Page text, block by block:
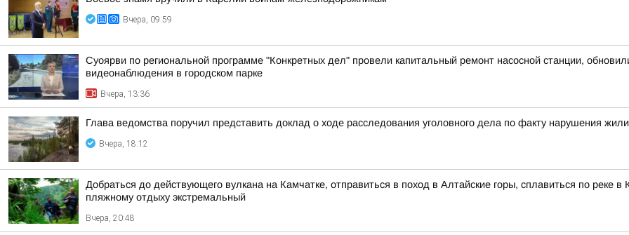
Вчера, 09:59
Суоярви по региональной программе "Конкретных дел" провели капитальный ремонт насосной станции,
видеонаблюдения в городском парке
Вчера, 13:36
Глава ведомства поручил представить доклад о ходе расследования уголовного дела по факту нарушения
Вчера, 18:12
Добраться до действующего вулкана на Камчатке, отправиться в поход в Алтайские горы, сплавиться по
пляжному отдыху экстремальный
Вчера, 20:48